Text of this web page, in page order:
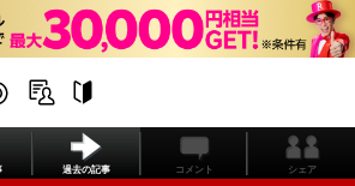
過去の記事 コメント シェア